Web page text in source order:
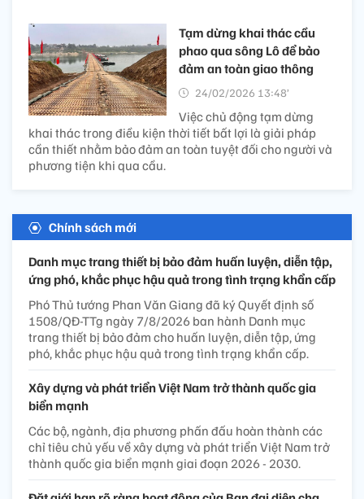
Tạm dừng khai thác cầu
phao qua sông Lô để bảo
đảm an toàn giao thông ​
24/02/2026 13:48’
Việc chủ động tạm dừng
khai thác trong điều kiện thời tiết bất lợi là giải pháp
cần thiết nhằm bảo đảm an toàn tuyệt đối cho người và
phương tiện khi qua cầu.
Chính sách mới
Danh mục trang thiết bị bảo đảm huấn luyện, diễn tập,
ứng phó, khắc phục hậu quả trong tình trạng khẩn cấp
Phó Thủ tướng Phan Văn Giang đã ký Quyết định số
1508/QĐ-TTg ngày 7/8/2026 ban hành Danh mục
trang thiết bị bảo đảm cho huấn luyện, diễn tập, ứng
phó, khắc phục hậu quả trong tình trạng khẩn cấp.
Xây dựng và phát triển Việt Nam trở thành quốc gia
biển mạnh
Các bộ, ngành, địa phương phấn đấu hoàn thành các
chỉ tiêu chủ yếu về xây dựng và phát triển Việt Nam trở
thành quốc gia biển mạnh giai đoạn 2026 - 2030.